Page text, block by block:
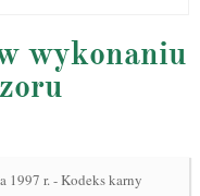
wykonaniu
1997 r. - Kodeks karny